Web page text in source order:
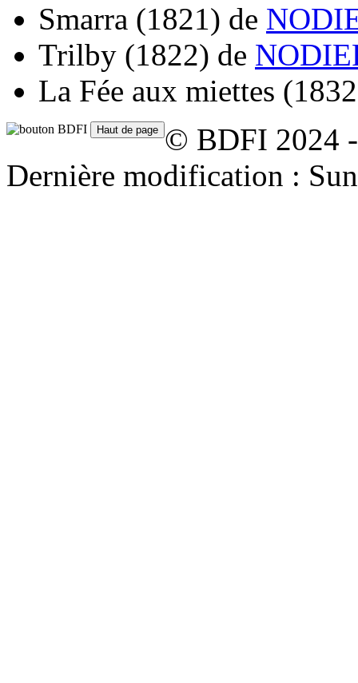
Smarra (1821) de
Trilby (1822) de
La Fée aux miettes
© BDFI 2024
Dernière modification :